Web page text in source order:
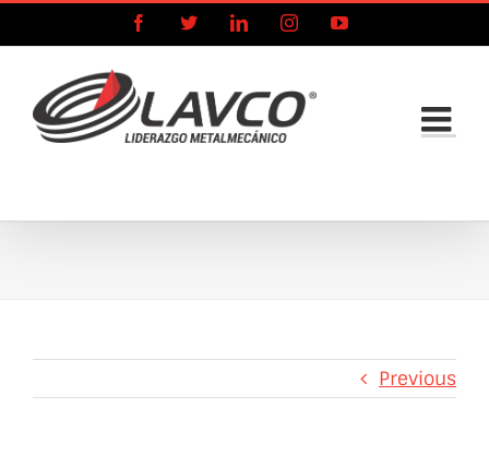
Skip
Facebook
X LinkedInInstagramYouTube
Previous